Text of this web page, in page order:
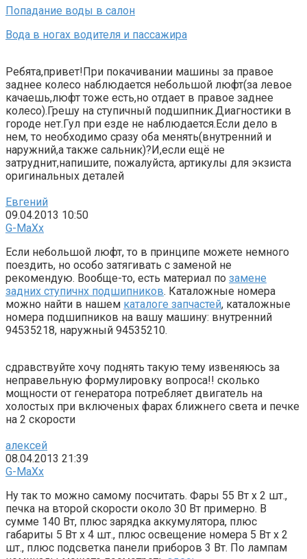
Попадание воды в салон
Вода в ногах водителя и пассажира
Ребята,привет!При покачивании машины за правое
заднее колесо наблюдается небольшой люфт(за левое
качаешь,люфт тоже есть,но отдает в правое заднее
колесо).Грешу на ступичный подшипник.Диагностики в
городе нет.Гул при езде не наблюдается.Если дело в
нем, то необходимо сразу оба менять(внутренний и
наружний,а также сальник)?И,если ещё не
затруднит,напишите, пожалуйста, артикулы для экзиста
оригинальных деталей
Евгений
09.04.2013 10:50
G-MaXx
Если небольшой люфт, то в принципе можете немного
поездить, но особо затягивать с заменой не
рекомендую. Вообще-то, есть материал по замене
задних ступичнх подшипников. Каталожные номера
можно найти в нашем каталоге запчастей, каталожные
номера подшипников на вашу машину: внутренний
94535218, наружный 94535210.
сдравствуйте хочу поднять такую тему извеняюсь за
неправельную формулировку вопроса!! сколько
мощности от генератора потребляет двигатель на
холостых при включеных фарах ближнего света и печке
на 2 скорости
алексей
08.04.2013 21:39
G-MaXx
Ну так то можно самому посчитать. Фары 55 Вт х 2 шт.,
печка на второй скорости около 30 Вт примерно. В
сумме 140 Вт, плюс зарядка аккумулятора, плюс
габариты 5 Вт х 4 шт., плюс освещение номера 5 Вт х 2
шт., плюс подсветка панели приборов 3 Вт. По лампам